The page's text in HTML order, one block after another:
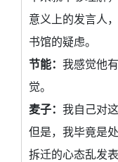
意义上的发言人
书馆的疑虑。
节能： 我感觉他
觉。
麦子： 我自己对
但是，我毕竟是
拆迁的心态乱发